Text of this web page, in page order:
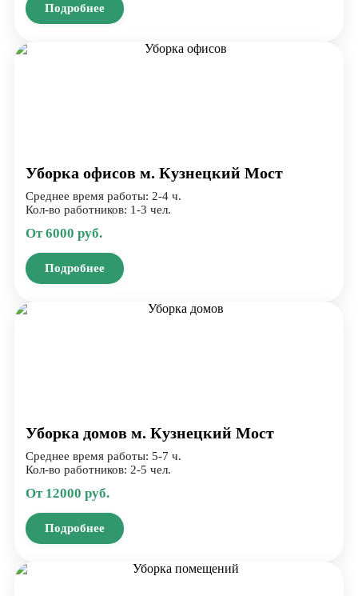
Подробнее
Уборка офисов м. Кузнецкий Мост
Среднее время работы: 2-4 ч.
Кол-во работников: 1-3 чел.
От 6000 руб.
Подробнее
Уборка домов м. Кузнецкий Мост
Среднее время работы: 5-7 ч.
Кол-во работников: 2-5 чел.
От 12000 руб.
Подробнее